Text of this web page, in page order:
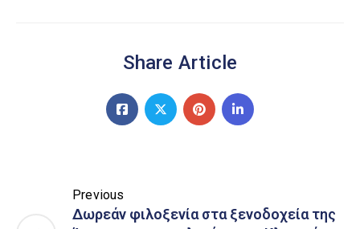
Share Article
Previous
Δωρεάν φιλοξενία στα ξενοδοχεία της